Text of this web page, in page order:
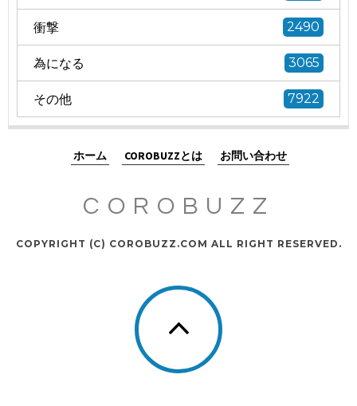
衝撃 2490
為になる 3065
その他 7922
ホーム COROBUZZとは お問い合わせ
COROBUZZ
COPYRIGHT (C) COROBUZZ.COM ALL RIGHT RESERVED.